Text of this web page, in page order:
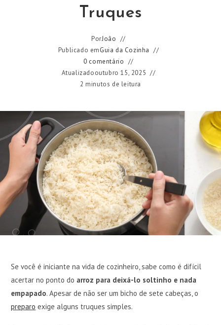
Truques
PorJoão
Publicado emGuia da Cozinha
0 comentário
Atualizadooutubro 15, 2025
2 minutos de leitura
Se você é iniciante na vida de cozinheiro, sabe como é difícil
acertar no ponto do arroz para deixá-lo soltinho e nada
empapado. Apesar de não ser um bicho de sete cabeças, o
preparo exige alguns truques simples.